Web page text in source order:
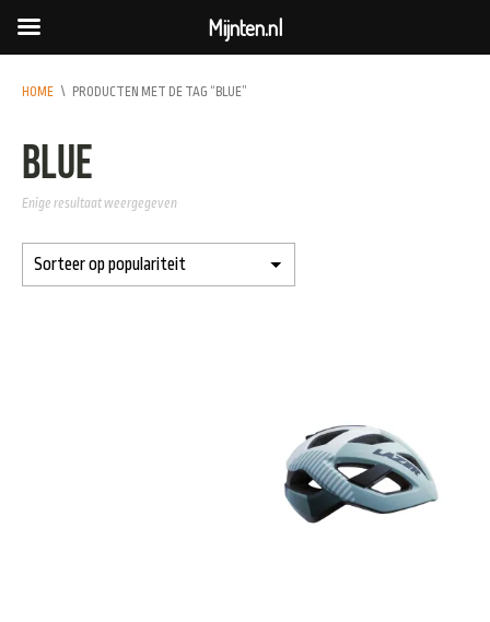
HOME \ PRODUCTEN MET DE TAG “BLUE”
Blue
Enige resultaat weergegeven
Mijnten.nl